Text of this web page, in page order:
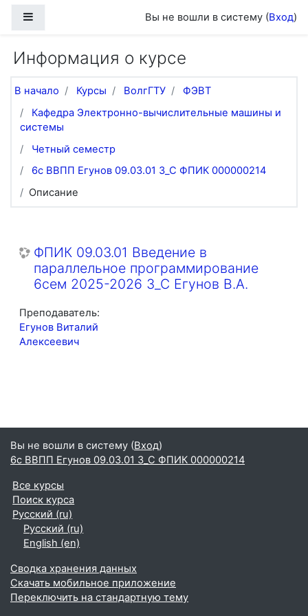
Вы не вошли в систему (Вход)
Информация о курсе
В начало Курсы ВолгГТУ
ФЭВТ
Кафедра Электронно-вычислительные машины и
системы
Четный семестр
6с ВВПП Егунов 09.03.01 З_С ФПИК 000000214
Описание
ФПИК 09.03.01 Введение в
параллельное программирование
6сем 2025-2026 З_С Егунов В.А.
Преподаватель:
Егунов Виталий
Алексеевич
Вы не вошли в систему (Вход)
6с ВВПП Егунов 09.03.01 З_С ФПИК 000000214
Все курсы
Поиск курса
Русский ‎(ru)‎
Русский ‎(ru)‎
English ‎(en)‎
Сводка хранения данных
Скачать мобильное приложение
Переключить на стандартную тему